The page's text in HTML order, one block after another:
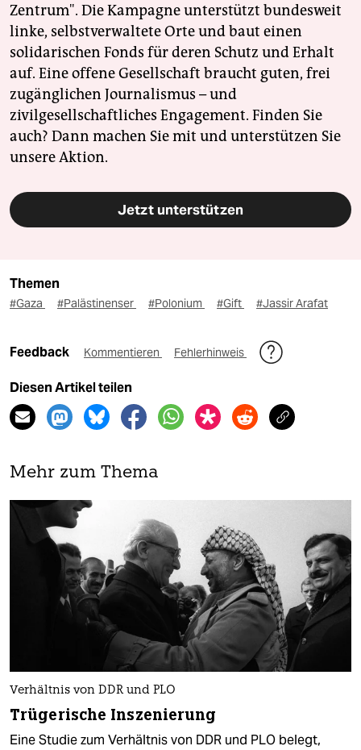
Zentrum". Die Kampagne unterstützt bundesweit
linke, selbstverwaltete Orte und baut einen
solidarischen Fonds für deren Schutz und Erhalt
auf. Eine offene Gesellschaft braucht guten, frei
zugänglichen Journalismus – und
zivilgesellschaftliches Engagement. Finden Sie
auch? Dann machen Sie mit und unterstützen Sie
unsere Aktion.
Jetzt unterstützen
Themen
#Gaza #Palästinenser #Polonium #Gift #Jassir Arafat
Feedback Kommentieren Fehlerhinweis
Diesen Artikel teilen
Mehr zum Thema
Verhältnis von DDR und PLO
Trügerische Inszenierung
Eine Studie zum Verhältnis von DDR und PLO belegt,